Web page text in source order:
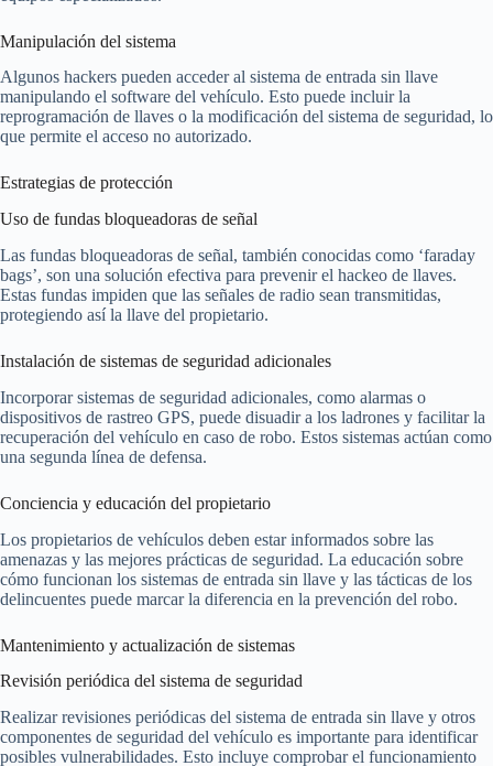
Manipulación del sistema
Algunos hackers pueden acceder al sistema de entrada sin llave
manipulando el software del vehículo. Esto puede incluir la
reprogramación de llaves o la modificación del sistema de seguridad, lo
que permite el acceso no autorizado.
Estrategias de protección
Uso de fundas bloqueadoras de señal
Las fundas bloqueadoras de señal, también conocidas como ‘faraday
bags’, son una solución efectiva para prevenir el hackeo de llaves.
Estas fundas impiden que las señales de radio sean transmitidas,
protegiendo así la llave del propietario.
Instalación de sistemas de seguridad adicionales
Incorporar sistemas de seguridad adicionales, como alarmas o
dispositivos de rastreo GPS, puede disuadir a los ladrones y facilitar la
recuperación del vehículo en caso de robo. Estos sistemas actúan como
una segunda línea de defensa.
Conciencia y educación del propietario
Los propietarios de vehículos deben estar informados sobre las
amenazas y las mejores prácticas de seguridad. La educación sobre
cómo funcionan los sistemas de entrada sin llave y las tácticas de los
delincuentes puede marcar la diferencia en la prevención del robo.
Mantenimiento y actualización de sistemas
Revisión periódica del sistema de seguridad
Realizar revisiones periódicas del sistema de entrada sin llave y otros
componentes de seguridad del vehículo es importante para identificar
posibles vulnerabilidades. Esto incluye comprobar el funcionamiento